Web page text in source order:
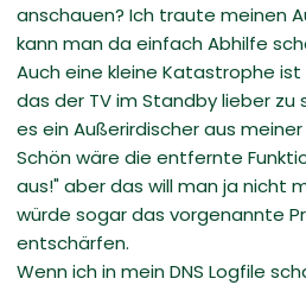
anschauen? Ich traute meinen
kann man da einfach Abhilfe
Auch eine kleine Katastrophe
das der TV im Standby lieber zu
es ein Außerirdischer aus
Schön wäre die entfernte
aus!" aber das will man ja nicht
würde sogar das vorgenannte
entschärfen.
Wenn ich in mein DNS Logfile